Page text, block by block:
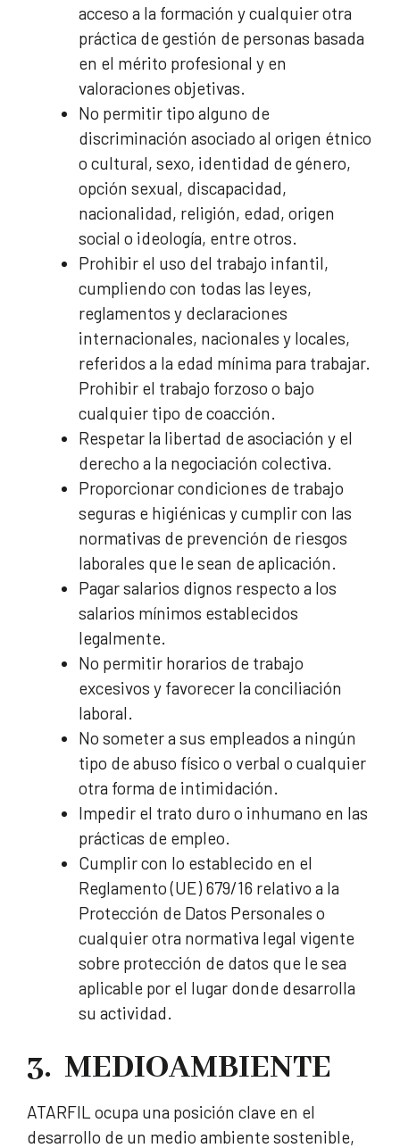
acceso a la formación y cualquier otra
práctica de gestión de personas basada
en el mérito profesional y en
valoraciones objetivas.
No permitir tipo alguno de
discriminación asociado al origen étnico
o cultural, sexo, identidad de género,
opción sexual, discapacidad,
nacionalidad, religión, edad, origen
social o ideología, entre otros.
Prohibir el uso del trabajo infantil,
cumpliendo con todas las leyes,
reglamentos y declaraciones
internacionales, nacionales y locales,
referidos a la edad mínima para trabajar.
Prohibir el trabajo forzoso o bajo
cualquier tipo de coacción.
Respetar la libertad de asociación y el
derecho a la negociación colectiva.
Proporcionar condiciones de trabajo
seguras e higiénicas y cumplir con las
normativas de prevención de riesgos
laborales que le sean de aplicación.
Pagar salarios dignos respecto a los
salarios mínimos establecidos
legalmente.
No permitir horarios de trabajo
excesivos y favorecer la conciliación
laboral.
No someter a sus empleados a ningún
tipo de abuso físico o verbal o cualquier
otra forma de intimidación.
Impedir el trato duro o inhumano en las
prácticas de empleo.
Cumplir con lo establecido en el
Reglamento (UE) 679/16 relativo a la
Protección de Datos Personales o
cualquier otra normativa legal vigente
sobre protección de datos que le sea
aplicable por el lugar donde desarrolla
su actividad.
3. MEDIOAMBIENTE
ATARFIL ocupa una posición clave en el
desarrollo de un medio ambiente sostenible,